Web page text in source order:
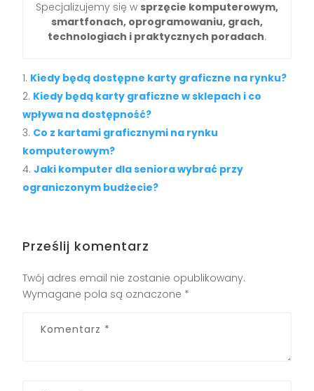
Specjalizujemy się w sprzęcie komputerowym,
smartfonach, oprogramowaniu, grach,
technologiach i praktycznych poradach.
Kiedy będą dostępne karty graficzne na rynku?
Kiedy będą karty graficzne w sklepach i co
wpływa na dostępność?
Co z kartami graficznymi na rynku
komputerowym?
Jaki komputer dla seniora wybrać przy
ograniczonym budżecie?
Prześlij komentarz
Twój adres email nie zostanie opublikowany.
Wymagane pola są oznaczone *